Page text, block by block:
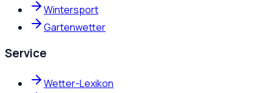
Wintersport
Gartenwetter
Service
Wetter-Lexikon